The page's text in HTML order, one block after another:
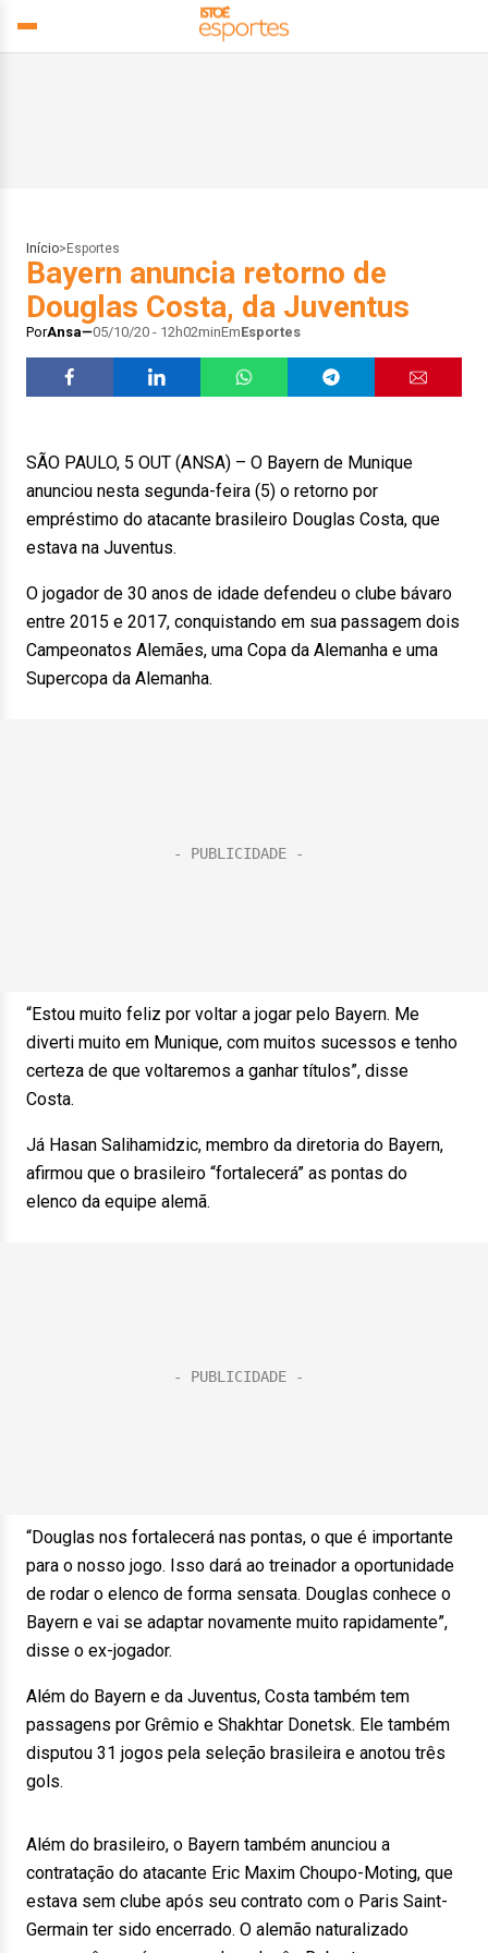
Início> Esportes
Bayern anuncia retorno de
Douglas Costa, da Juventus
PorAnsa 05/10/20 - 12h02minEmEsportes
SÃO PAULO, 5 OUT (ANSA) – O Bayern de Munique
anunciou nesta segunda-feira (5) o retorno por
empréstimo do atacante brasileiro Douglas Costa, que
estava na Juventus.
O jogador de 30 anos de idade defendeu o clube bávaro
entre 2015 e 2017, conquistando em sua passagem dois
Campeonatos Alemães, uma Copa da Alemanha e uma
Supercopa da Alemanha.
“Estou muito feliz por voltar a jogar pelo Bayern. Me
diverti muito em Munique, com muitos sucessos e tenho
certeza de que voltaremos a ganhar títulos”, disse
Costa.
Já Hasan Salihamidzic, membro da diretoria do Bayern,
afirmou que o brasileiro “fortalecerá” as pontas do
elenco da equipe alemã.
“Douglas nos fortalecerá nas pontas, o que é importante
para o nosso jogo. Isso dará ao treinador a oportunidade
de rodar o elenco de forma sensata. Douglas conhece o
Bayern e vai se adaptar novamente muito rapidamente”,
disse o ex-jogador.
Além do Bayern e da Juventus, Costa também tem
passagens por Grêmio e Shakhtar Donetsk. Ele também
disputou 31 jogos pela seleção brasileira e anotou três
gols.
Além do brasileiro, o Bayern também anunciou a
contratação do atacante Eric Maxim Choupo-Moting, que
estava sem clube após seu contrato com o Paris Saint-
Germain ter sido encerrado. O alemão naturalizado